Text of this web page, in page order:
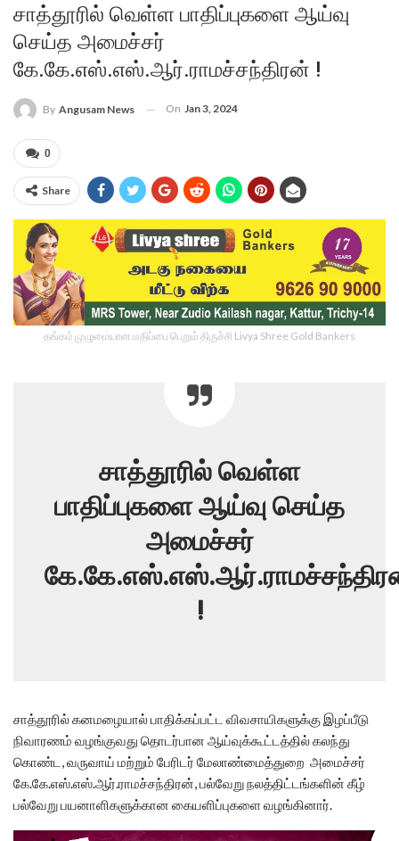
சாத்தூரில் வெள்ள பாதிப்புகளை ஆய்வு
செய்த அமைச்சர்
கே.கே.எஸ்.எஸ்.ஆர்.ராமச்சந்திரன் !
By Angusam News On Jan 3, 2024
0
Share
தங்கம் முழுமையான மதிப்பை பெறும் திருச்சி Livya Shree Gold Bankers
சாத்தூரில் வெள்ள
பாதிப்புகளை ஆய்வு செய்த
அமைச்சர்
!
சாத்தூரில் கனமழையால் பாதிக்கப்பட்ட விவசாயிகளுக்கு இழப்பீடு
நிவாரணம் வழங்குவது தொடர்பான ஆய்வுக்கூட்டத்தில் கலந்து
கொண்ட, வருவாய் மற்றும் பேரிடர் மேலாண்மைத்துறை அமைச்சர்
கே.கே.எஸ்.எஸ்.ஆர்.ராமச்சந்திரன், பல்வேறு நலத்திட்டங்களின் கீழ்
பல்வேறு பயனாளிகளுக்கான கையளிப்புகளை வழங்கினார்.